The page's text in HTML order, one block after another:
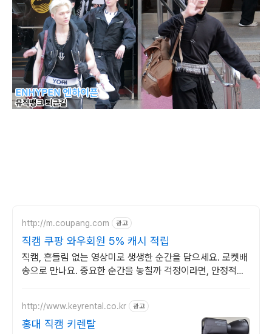
http://m.coupang.com 광고
직캠 쿠팡 와우회원 5% 캐시 적립
직캠, 흔들림 없는 영상미로 생생한 순간을 담으세요. 로켓배
송으로 만나요. 중요한 순간을 놓칠까 걱정이라면, 안정적인
http://www.keyrental.co.kr 광고
홍대 직캠 키렌탈